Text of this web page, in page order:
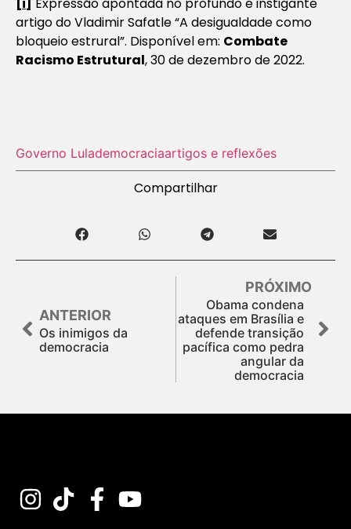
artigo do Vladimir Safatle “A desigualdade como
bloqueio estrural”. Disponível em: Combate
Racismo Estrutural, 30 de dezembro de 2022.
Governo Lulademocraciaartigos e reflexões
Compartilhar
ANTERIOR
Os inimigos da
democracia
PRÓXIMO
Obama condena
ataques em Brasília e
defende transição
pacífica como pedra
angular da
democracia